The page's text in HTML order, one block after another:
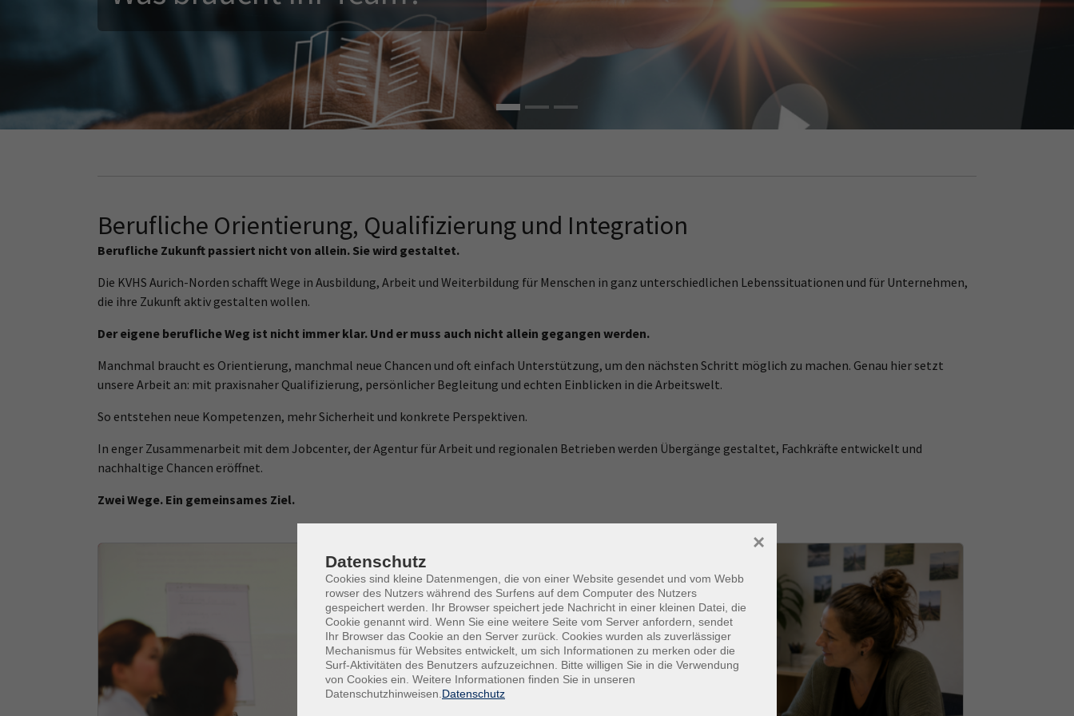
Bildung auf Bestellung
Du magst es heiß?
Beef gefällig?
Berufliche Orientierung, Qualifizierung und Integration
Berufliche Zukunft passiert nicht von allein. Sie wird gestaltet.
Die KVHS Aurich-Norden schafft Wege in Ausbildung, Arbeit und Weiterbildung für Menschen in ganz unterschiedlichen Lebenssituationen und für Unternehmen,
die ihre Zukunft aktiv gestalten wollen.
Der eigene berufliche Weg ist nicht immer klar. Und er muss auch nicht allein gegangen werden.
Manchmal braucht es Orientierung, manchmal neue Chancen und oft einfach Unterstützung, um den nächsten Schritt möglich zu machen. Genau hier setzt
unsere Arbeit an: mit praxisnaher Qualifizierung, persönlicher Begleitung und echten Einblicken in die Arbeitswelt.
So entstehen neue Kompetenzen, mehr Sicherheit und konkrete Perspektiven.
In enger Zusammenarbeit mit dem Jobcenter, der Agentur für Arbeit und regionalen Betrieben werden Übergänge gestaltet, Fachkräfte entwickelt und
nachhaltige Chancen eröffnet.
Zwei Wege. Ein gemeinsames Ziel.
Datenschutz
Cookies sind kleine Datenmengen, die von einer Website gesendet und vom Webb
rowser des Nutzers während des Surfens auf dem Computer des Nutzers
gespeichert werden. Ihr Browser speichert jede Nachricht in einer kleinen Datei, die
Cookie genannt wird. Wenn Sie eine weitere Seite vom Server anfordern, sendet
Ihr Browser das Cookie an den Server zurück. Cookies wurden als zuverlässiger
Mechanismus für Websites entwickelt, um sich Informationen zu merken oder die
Surf-Aktivitäten des Benutzers aufzuzeichnen. Bitte willigen Sie in die Verwendung
von Cookies ein. Weitere Informationen finden Sie in unseren
Datenschutzhinweisen. Datenschutz
×